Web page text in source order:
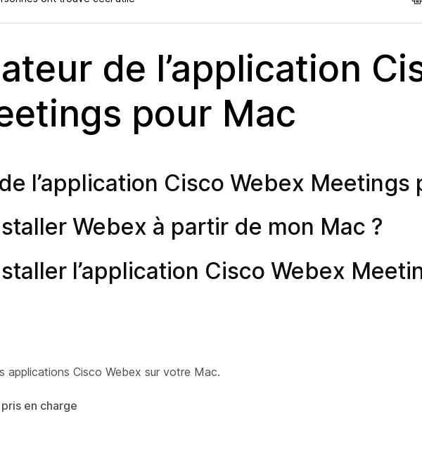
de l’application
pour Mac
l’application Cisco Webex Meetings
Webex à partir de mon Mac ?
l’application Cisco Webex
applications Cisco Webex sur votre Mac.
en charge